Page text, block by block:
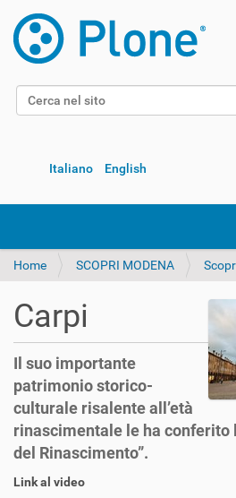
Cerca nel sito
Italiano English
Home SCOPRI MODENA
Carpi
Il suo importante
patrimonio storico-
culturale risalente all’età
rinascimentale le ha conferito
del Rinascimento”.
Link al video